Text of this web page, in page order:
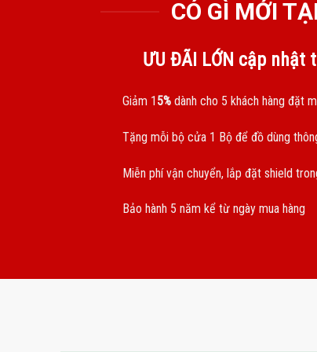
CÓ GÌ MỚI
ƯU ĐÃI LỚN cập nhật
Giảm 15%dành cho 5 khách hàng đặt
Tặng mỗi bộ cửa 1 Bộ để đồ dùng
Miễn phí vận chuyển, lắp đặt shield
Bảo hành 5 năm kể từ ngày mua hàng